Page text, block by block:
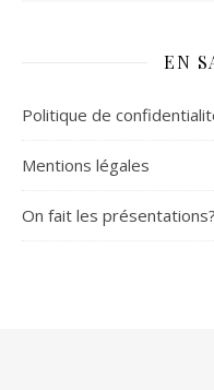
EN
Politique de
Mentions légales
On fait les présentations?